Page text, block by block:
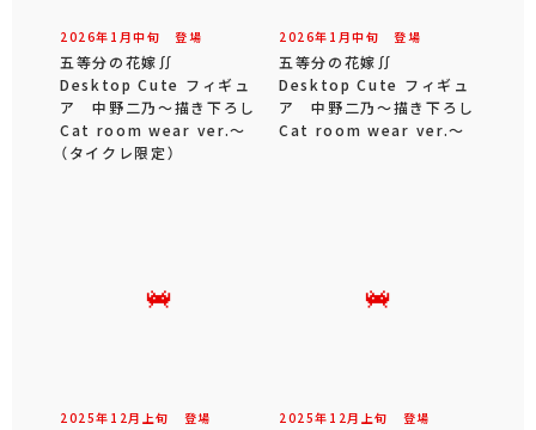
2026年 1 月中旬 登場
五等分の花嫁∬
Desktop Cute フィギュ
ア 中野二乃～描き下ろし
Cat room wear ver.～
（タイクレ限定）
2026年 1 月中旬 登場
五等分の花嫁∬
Desktop Cute フィギュ
ア 中野二乃～描き下ろし
Cat room wear ver.～
2025年 12 月 上旬 登場 2025年 12 月 上旬 登場